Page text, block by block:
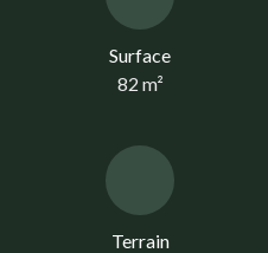
Surface
82 m²
Terrain